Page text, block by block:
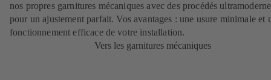
nos propres garnitures mécaniques avec des procédés
pour un ajustement parfait. Vos avantages : une usure minimale et
fonctionnement efficace de votre installation.
Vers les garnitures mécaniques